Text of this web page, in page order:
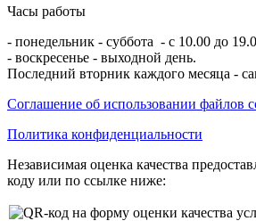
Часы работы
- понедельник - суббота - с 10.00 до
- воскресенье - выходной день.
Последний вторник каждого месяца -
Соглашение об использовании файлов
Политика конфиденциальности
Независимая оценка качества
коду или по ссылке ниже: